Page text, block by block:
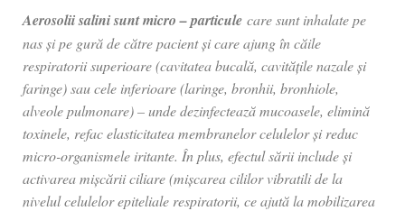
Aerosolii salini sunt micro – particule care sunt inhalate pe
nas și pe gură de către pacient și care ajung în căile
respiratorii superioare (cavitatea bucală, cavitățile nazale și
faringe) sau cele inferioare (laringe, bronhii, bronhiole,
alveole pulmonare) – unde dezinfectează mucoasele, elimină
toxinele, refac elasticitatea membranelor celulelor și reduc
micro-organismele iritante. În plus, efectul sării include și
activarea mișcării ciliare (mișcarea cililor vibratili de la
nivelul celulelor epiteliale respiratorii, ce ajută la mobilizarea